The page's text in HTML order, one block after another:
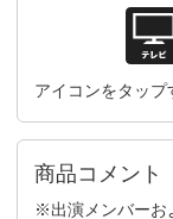
アイコンをタップ
商品コメント
※出演メンバーお